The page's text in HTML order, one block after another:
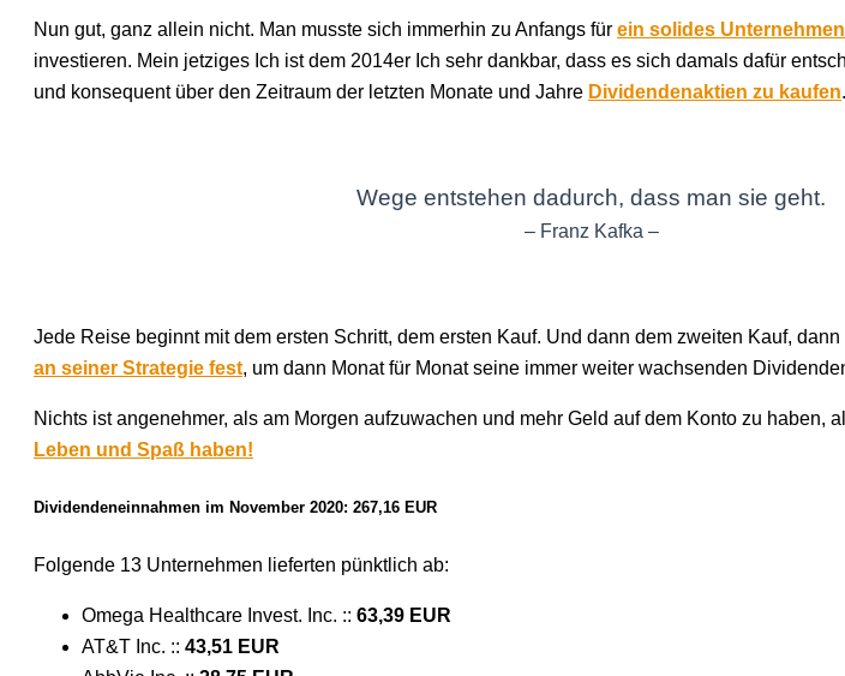
Nun gut, ganz allein nicht. Man musste sich immerhin zu Anfangs für ein solides Unternehmen
investieren. Mein jetziges Ich ist dem 2014er Ich sehr dankbar, dass es sich damals dafür
und konsequent über den Zeitraum der letzten Monate und Jahre Dividendenaktien zu kaufen.
Wege entstehen dadurch, dass man sie geht.
– Franz Kafka –
Jede Reise beginnt mit dem ersten Schritt, dem ersten Kauf. Und dann dem zweiten Kauf,
an seiner Strategie fest, um dann Monat für Monat seine immer weiter wachsenden
Nichts ist angenehmer, als am Morgen aufzuwachen und mehr Geld auf dem Konto zu haben,
Leben und Spaß haben!
Dividendeneinnahmen im November 2020: 267,16 EUR
Folgende 13 Unternehmen lieferten pünktlich ab:
Omega Healthcare Invest. Inc. :: 63,39 EUR
AT&T Inc. :: 43,51 EUR